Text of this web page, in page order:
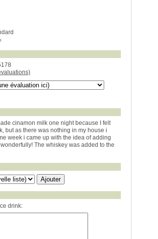
cinamon milk one night because I felt
but as there was nothing in my house i
week i came up with the idea of adding
The whiskey was added to the
drink: